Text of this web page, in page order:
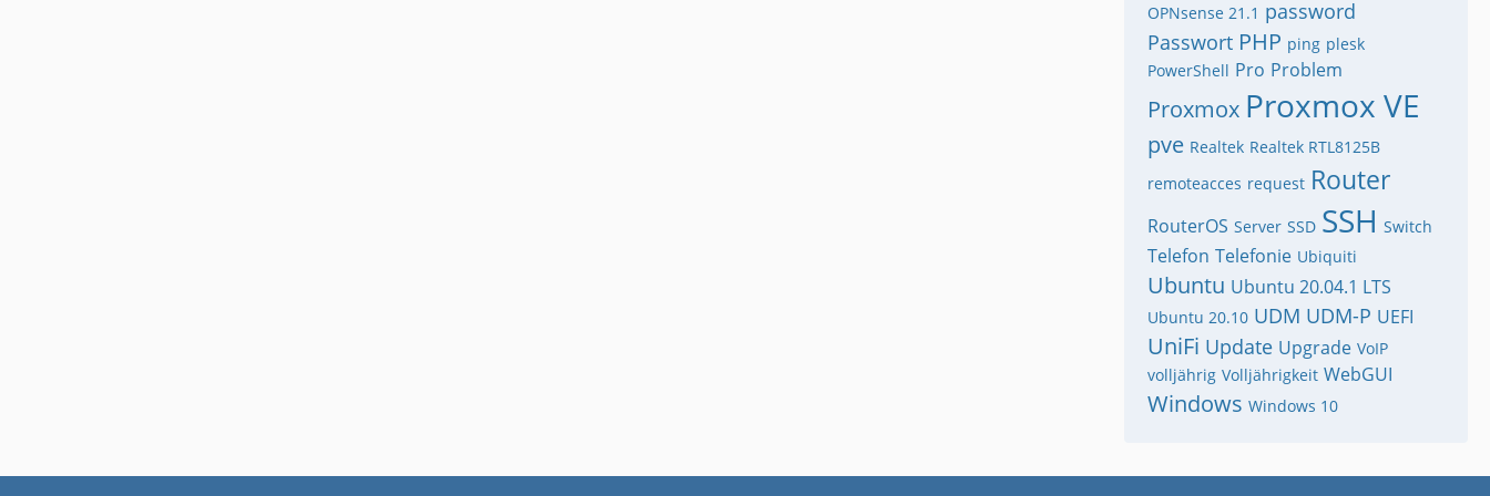
OPNsense 21.1 password
Passwort PHP ping plesk
PowerShell Pro Problem
Proxmox Proxmox VE
pve Realtek Realtek RTL8125B
remoteacces request Router
RouterOS Server SSD SSH Switch
Telefon Telefonie Ubiquiti
Ubuntu Ubuntu 20.04.1 LTS
Ubuntu 20.10 UDM UDM-P UEFI
UniFi Update Upgrade VoIP
volljährig Volljährigkeit WebGUI
Windows Windows 10